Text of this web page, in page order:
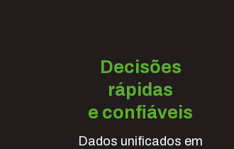
Decisões
rápidas
e confiáveis
Dados unificados em